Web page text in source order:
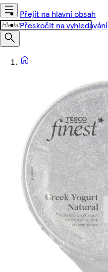
Přejít na hlavní obsah
Přeskočit na vyhledávání